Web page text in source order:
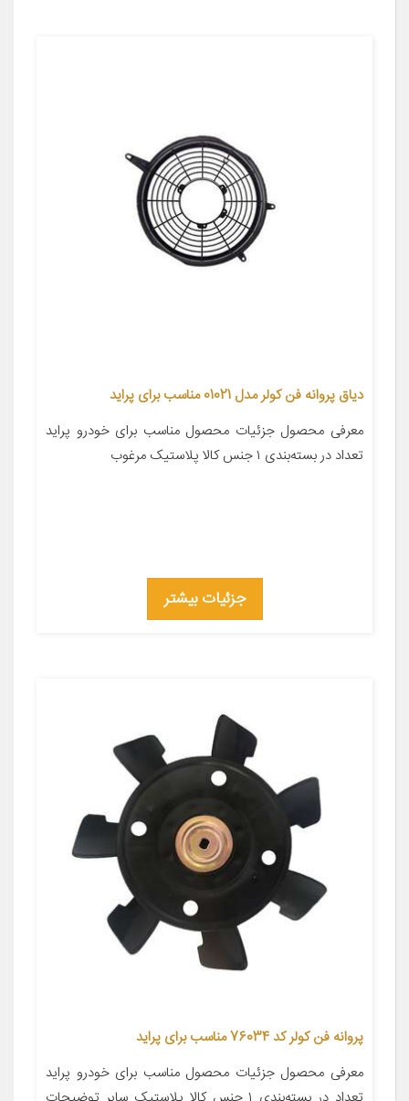
دیاق پروانه فن کولر مدل 01021 مناسب برای پراید
معرفی محصول جزئیات محصول مناسب برای خودرو پراید
تعداد در بسته‌بندی ۱ جنس کالا پلاستیک مرغوب
جزئیات بیشتر
پروانه فن کولر کد 76034 مناسب برای پراید
معرفی محصول جزئیات محصول مناسب برای خودرو پراید